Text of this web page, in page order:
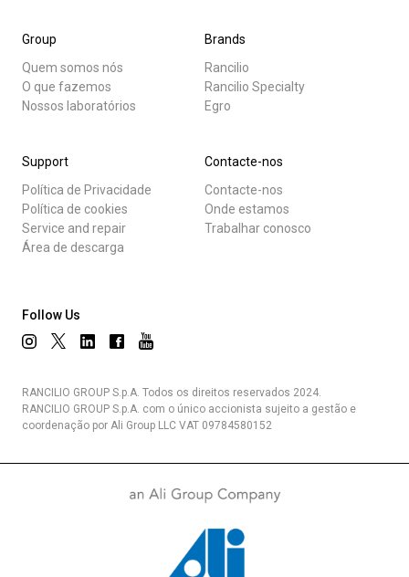
Group
Quem somos nós
O que fazemos
Nossos laboratórios
Brands
Rancilio
Rancilio Specialty
Egro
Support
Política de Privacidade
Política de cookies
Service and repair
Área de descarga
Contacte-nos
Contacte-nos
Onde estamos
Trabalhar conosco
Follow Us
RANCILIO GROUP S.p.A. Todos os direitos reservados 2024.
RANCILIO GROUP S.p.A. com o único accionista sujeito a gestão e
coordenação por Ali Group LLC VAT 09784580152